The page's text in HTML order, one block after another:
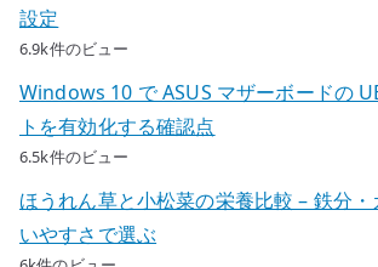
設定
6.9k件のビュー
Windows 10 で ASUS マザーボードの
トを有効化する確認点
6.5k件のビュー
ほうれん草と小松菜の栄養比較 – 鉄分
いやすさで選ぶ